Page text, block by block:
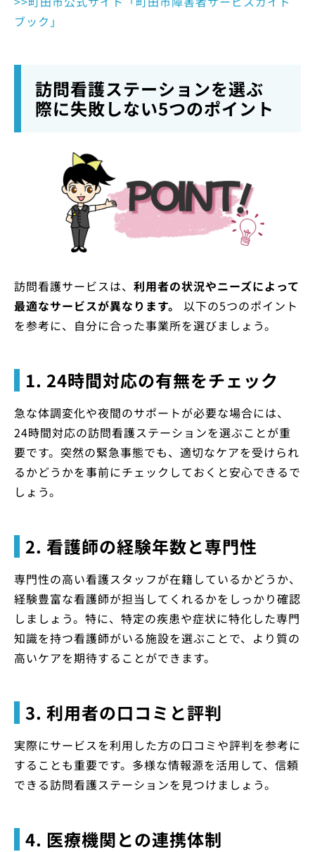
ブック」
訪問看護ステーションを選ぶ
際に失敗しない5つのポイント
訪問看護サービスは、 利用者の状況やニーズによって
最適なサービスが異なります。
以下の5つのポイント
を参考に、自分に合った事業所を選びましょう。
1. 24時間対応の有無をチェック
急な体調変化や夜間のサポートが必要な場合には、
24時間対応の訪問看護ステーションを選ぶことが重
要です。突然の緊急事態でも、適切なケアを受けられ
るかどうかを事前にチェックしておくと安心できるで
しょう。
2. 看護師の経験年数と専門性
専門性の高い看護スタッフが在籍しているかどうか、
経験豊富な看護師が担当してくれるかをしっかり確認
しましょう。特に、特定の疾患や症状に特化した専門
知識を持つ看護師がいる施設を選ぶことで、より質の
高いケアを期待することができます。
3. 利用者の口コミと評判
実際にサービスを利用した方の口コミや評判を参考に
することも重要です。多様な情報源を活用して、信頼
できる訪問看護ステーションを見つけましょう。
4. 医療機関との連携体制